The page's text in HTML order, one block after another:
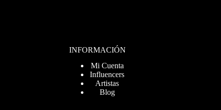
INFORMACIÓN
Mi Cuenta
Influencers
Artistas
Blog